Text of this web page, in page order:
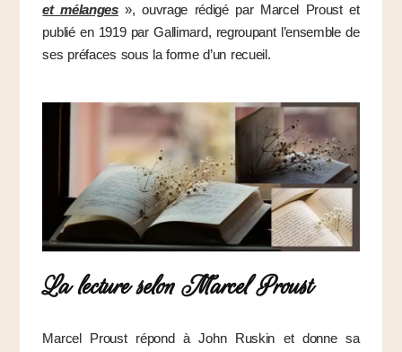
et mélanges », ouvrage rédigé par Marcel Proust et
publié en 1919 par Gallimard, regroupant l’ensemble de
ses préfaces sous la forme d’un recueil.
La lecture selon Marcel Proust
Marcel Proust répond à John Ruskin et donne sa